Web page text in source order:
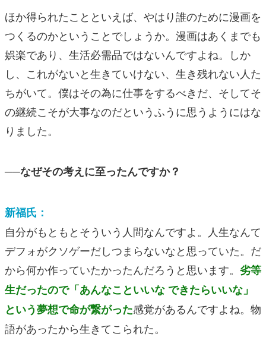
ほか得られたことといえば、やはり誰のために漫画を
つくるのかということでしょうか。漫画はあくまでも
娯楽であり、生活必需品ではないんですよね。しか
し、これがないと生きていけない、生き残れない人た
ちがいて。僕はその為に仕事をするべきだ、そしてそ
の継続こそが大事なのだというふうに思うようにはな
りました。
──なぜその考えに至ったんですか？
新福氏：
自分がもともとそういう人間なんですよ。人生なんて
デフォがクソゲーだしつまらないなと思っていた。だ
から何か作っていたかったんだろうと思います。 劣等
生だったので「あんなこといいな できたらいいな」
という夢想で命が繋がった感覚があるんですよね。物
語があったから生きてこられた。